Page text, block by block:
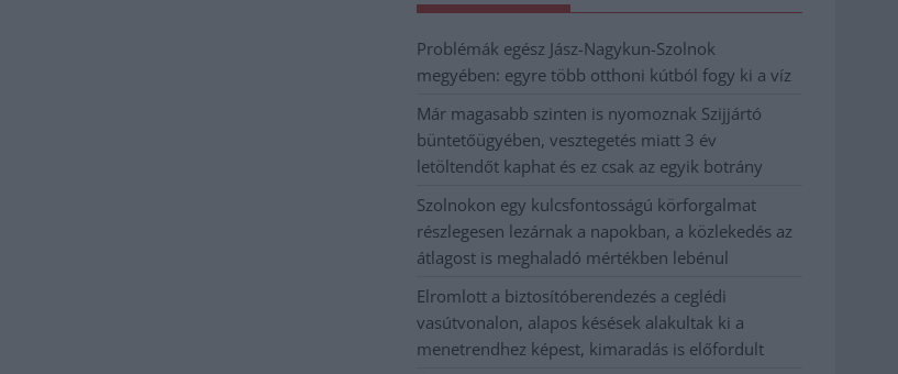
Problémák egész Jász-Nagykun-Szolnok
megyében: egyre több otthoni kútból fogy ki a víz
Már magasabb szinten is nyomoznak Szijjártó
büntetőügyében, vesztegetés miatt 3 év
letöltendőt kaphat és ez csak az egyik botrány
Szolnokon egy kulcsfontosságú körforgalmat
részlegesen lezárnak a napokban, a közlekedés az
átlagost is meghaladó mértékben lebénul
Elromlott a biztosítóberendezés a ceglédi
vasútvonalon, alapos késések alakultak ki a
menetrendhez képest, kimaradás is előfordult